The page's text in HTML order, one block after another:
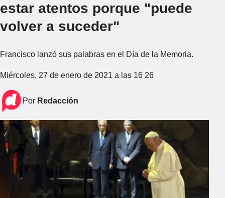
estar atentos porque "puede
volver a suceder"
Francisco lanzó sus palabras en el Día de la Memoria.
Miércoles, 27 de enero de 2021 a las 16 26
Por Redacción